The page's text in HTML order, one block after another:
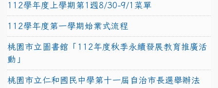
112學年度上學期第1週8/30-9/1菜單
112學年度第一學期始業式流程
桃園市立圖書館「112年度秋季永續發展教育推廣活
動」
桃園市立仁和國民中學第十一屆自治市長選舉辦法